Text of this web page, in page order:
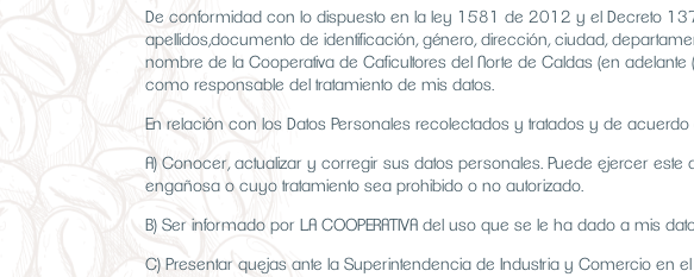
De conformidad con lo dispuesto en la ley 1581 de 2012 y el Decreto
apellidos,documento de identificación, género, dirección, ciudad,
nombre de la Cooperativa de Caficultores del Norte de Caldas (en
como responsable del tratamiento de mis datos.
En relación con los Datos Personales recolectados y tratados y de
A) Conocer, actualizar y corregir sus datos personales. Puede ejercer
engañosa o cuyo tratamiento sea prohibido o no autorizado.
B) Ser informado por LA COOPERATIVA del uso que se le ha dado a mis
C) Presentar quejas ante la Superintendencia de Industria y Comercio en